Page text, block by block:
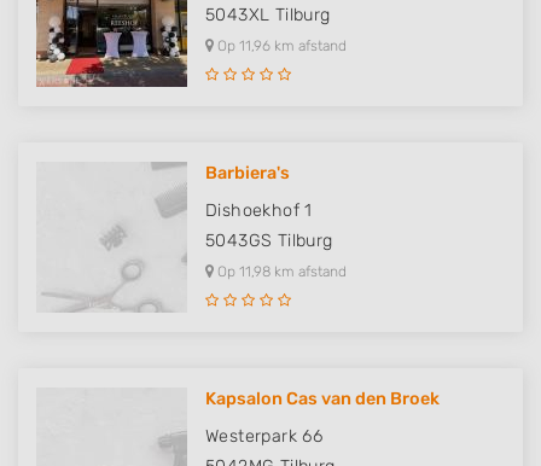
5043XL Tilburg
Op 11,96 km afstand
Barbiera's
Dishoekhof 1
5043GS Tilburg
Op 11,98 km afstand
Kapsalon Cas van den Broek
Westerpark 66